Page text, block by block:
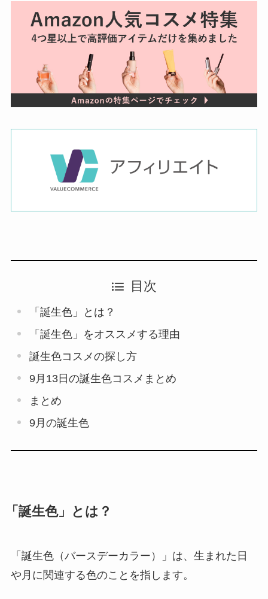
目次
「誕生色」とは？
「誕生色」をオススメする理由
誕生色コスメの探し方
9月13日の誕生色コスメまとめ
まとめ
9月の誕生色
「誕生色」とは？
「誕生色（バースデーカラー）」は、生まれた日
や月に関連する色のことを指します。